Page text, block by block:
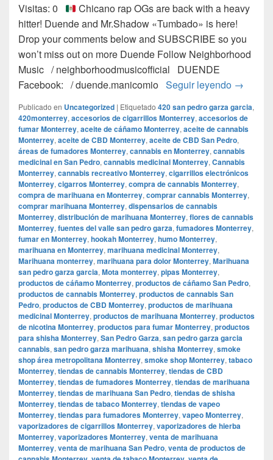
Visitas: 0
Chicano rap OGs are back with a heavy
hitter! Duende and Mr.Shadow «Tumbado» is here!
Drop your comments below and SUBSCRIBE so you
won’t miss out on more Duende Follow Neighborhood
Music / neighborhoodmusicofficial DUENDE
Facebook: / duende.manicomio Seguir leyendo Duende
→
Publicado en Uncategorized | Etiquetado 420 san pedro garza garcia,
420monterrey, accesorios de cigarrillos Monterrey, accesorios de
fumar Monterrey, aceite de cáñamo Monterrey, aceite de cannabis
Monterrey, aceite de CBD Monterrey, aceite de CBD San Pedro,
áreas de fumadores Monterrey, cannabis en Monterrey, cannabis
medicinal en San Pedro, cannabis medicinal Monterrey, Cannabis
Monterrey, cannabis recreativo Monterrey, cigarrillos electrónicos
Monterrey, cigarros Monterrey, compra de cannabis Monterrey,
compra de marihuana en Monterrey, comprar cannabis Monterrey,
comprar marihuana Monterrey, dispensarios de cannabis
Monterrey, distribución de marihuana Monterrey, flores de cannabis
Monterrey, fuentes del valle san pedro garza, fumadores Monterrey,
fumar en Monterrey, hookah Monterrey, humo Monterrey,
marihuana en Monterrey, marihuana medicinal Monterrey,
Marihuana monterrey, marihuana para dolor Monterrey, Marihuana
san pedro garza garcia, Mota monterrey, pipas Monterrey,
productos de cáñamo Monterrey, productos de cáñamo San Pedro,
productos de cannabis Monterrey, productos de cannabis San
Pedro, productos de CBD Monterrey, productos de marihuana
medicinal Monterrey, productos de marihuana Monterrey, productos
de nicotina Monterrey, productos para fumar Monterrey, productos
para shisha Monterrey, San Pedro Garza, san pedro garza garcia
cannabis, san pedro garza marihuana, shisha Monterrey, smoke
shop área metropolitana Monterrey, smoke shop Monterrey, tabaco
Monterrey, tiendas de cannabis Monterrey, tiendas de CBD
Monterrey, tiendas de fumadores Monterrey, tiendas de marihuana
Monterrey, tiendas de marihuana San Pedro, tiendas de shisha
Monterrey, tiendas de tabaco Monterrey, tiendas de vapeo
Monterrey, tiendas para fumadores Monterrey, vapeo Monterrey,
vaporizadores de cigarrillos Monterrey, vaporizadores de hierba
Monterrey, vaporizadores Monterrey, venta de marihuana
Monterrey, venta de marihuana San Pedro, venta de productos de